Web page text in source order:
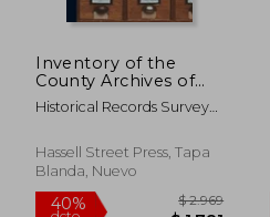
40%
dcto. $ 2.269
Inventory of the
County Archives of
Indiana; No. 80 (en
Inglés)
Historical Records Survey
Bureau
Hassell Street Press, Tapa
Blanda, Nuevo